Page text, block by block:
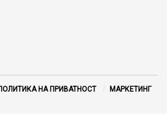
НА ПРИВАТНОСТ
МАРКЕТИНГ